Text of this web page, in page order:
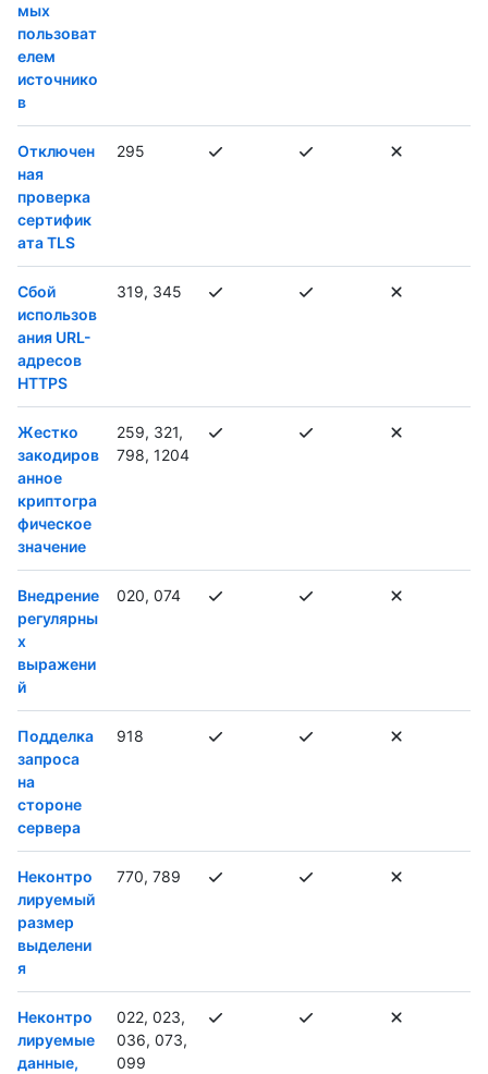
мых
пользоват
елем
источнико
в
Отключен
ная
проверка
сертифик
ата TLS
295
Сбой
использов
ания URL-
адресов
HTTPS
319, 345
Жестко
закодиров
анное
криптогра
фическое
значение
259, 321,
798, 1204
Внедрение
регулярны
х
выражени
й
020, 074
Подделка
запроса
на
стороне
сервера
918
Неконтро
лируемый
размер
выделени
я
770, 789
Неконтро
лируемые
данные,
022, 023,
036, 073,
099